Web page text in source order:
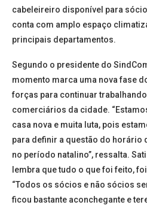
cabeleireiro disponível para
conta com amplo espaço
principais departamentos.
Segundo o presidente do
momento marca uma nova fase
forças para continuar
comerciários da cidade.
casa nova e muita luta, pois
para definir a questão do horário
no período natalino”, ressalta.
lembra que tudo o que foi feito,
“Todos os sócios e não sócios
ficou bastante aconchegante e